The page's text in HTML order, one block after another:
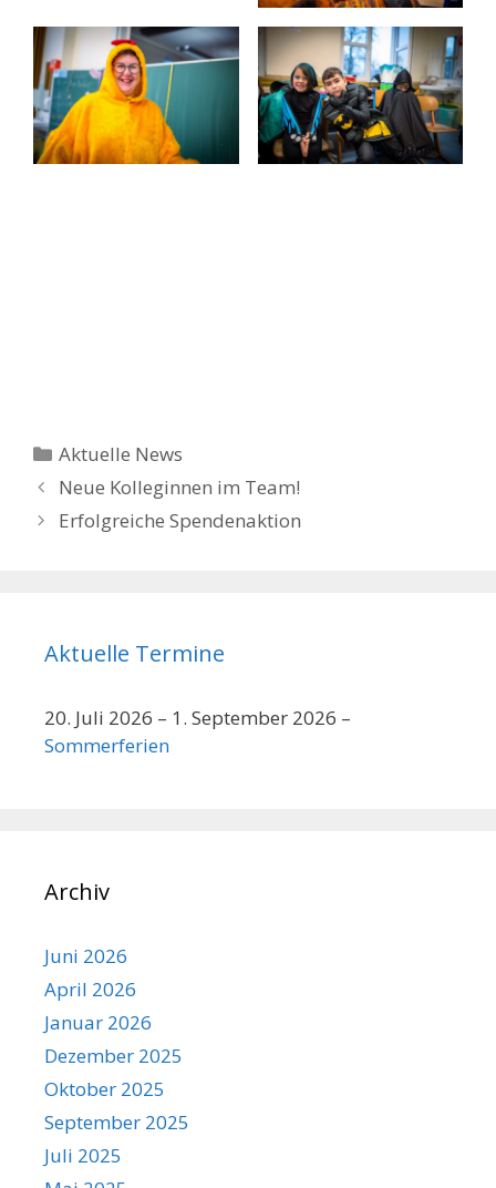
Kategorien
Aktuelle News
Beitrags-
Navigation
Neue Kolleginnen im Team!
Erfolgreiche Spendenaktion
Aktuelle Termine
20. Juli 2026 – 1. September 2026 –
Sommerferien
Archiv
Juni 2026
April 2026
Januar 2026
Dezember 2025
Oktober 2025
September 2025
Juli 2025